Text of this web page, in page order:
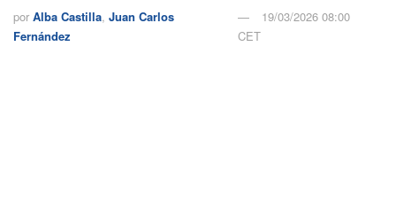
por Alba Castilla, Juan Carlos
Fernández
19/03/2026 08:00
CET